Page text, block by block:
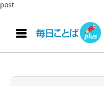
post